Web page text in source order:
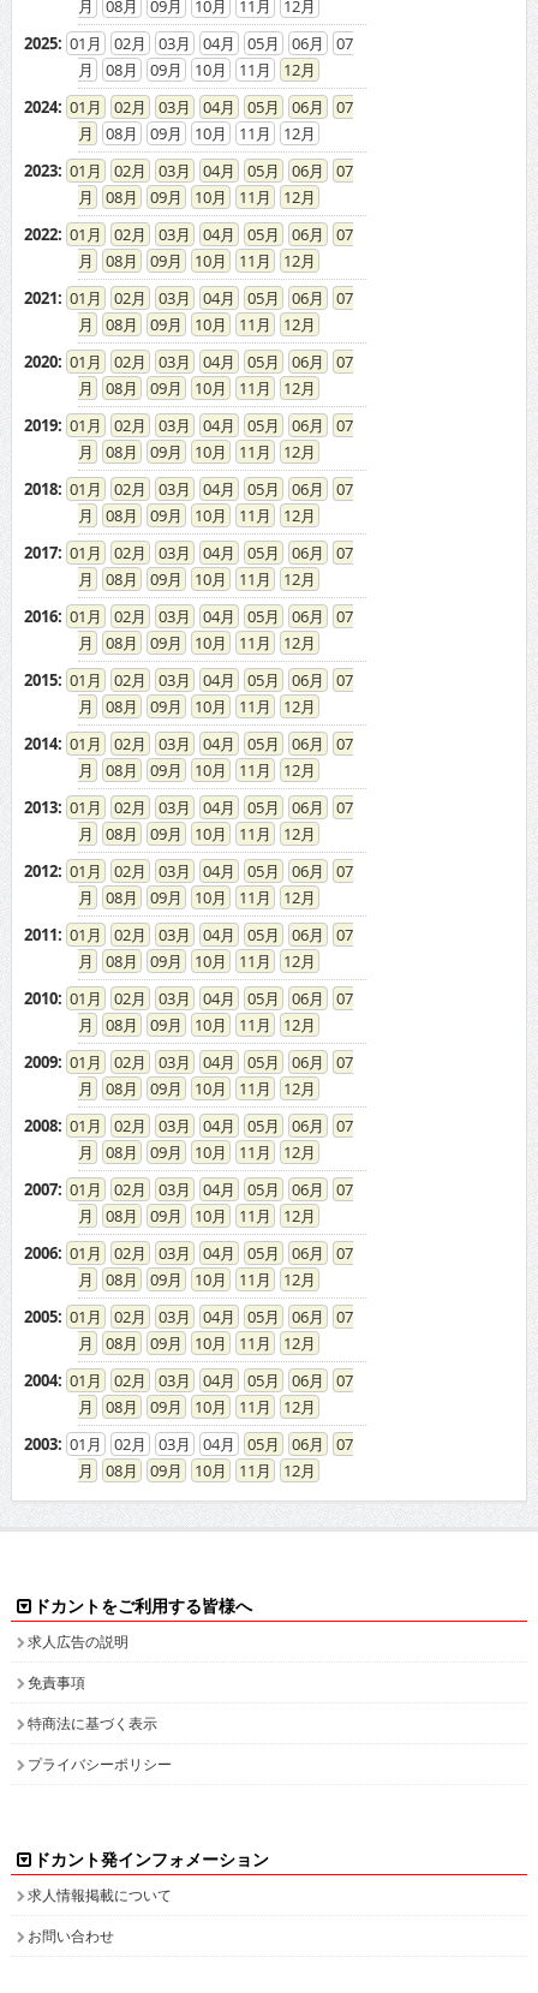
08 09 10 11
12
2025: 01 02 03 04 05 06
07
08
09 10 11
12
2024: 01 02 03 04 05 06
07
08
09 10 11
12
2023: 01 02 03 04 05 06
07
08
09 10 11
12
2022: 01 02 03 04 05 06
07
08
09 10 11
12
2021: 01 02 03 04 05 06
07
08
09 10 11
12
2020: 01 02 03 04 05 06
07
08
09 10 11
12
2019: 01 02 03 04 05 06
07
08
09 10 11
12
2018: 01 02 03 04 05 06
07
08
09 10 11
12
2017: 01 02 03 04 05 06
07
08
09 10 11
12
2016: 01 02 03 04 05 06
07
08
09 10 11
12
2015: 01 02 03 04 05 06
07
08
09 10 11
12
2014: 01 02 03 04 05 06
07
08
09 10 11
12
2013: 01 02 03 04 05 06
07
08
09 10 11
12
2012: 01 02 03 04 05 06
07
08
09 10 11
12
2011: 01 02 03 04 05 06
07
08
09 10 11
12
2010: 01 02 03 04 05 06
07
08
09 10 11
12
2009: 01 02 03 04 05 06
07
08
09 10 11
12
2008: 01 02 03 04 05 06
07
08
09 10 11
12
2007: 01 02 03 04 05 06
07
08
09 10 11
12
2006: 01 02 03 04 05 06
07
08
09 10 11
12
2005: 01 02 03 04 05 06
07
08
09 10 11
12
2004: 01 02 03 04 05 06
07
08
09 10 11
12
2003: 01 02 03 04 05 06
07
08
09 10 11 12
ドカントをご利用する皆様へ
求人広告の説明
免責事項
特商法に基づく表示
プライバシーポリシー
ドカント発インフォメーション
求人情報掲載について
お問い合わせ